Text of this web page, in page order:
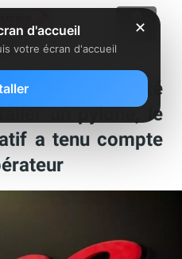
un arrêté
un pylône, le
a tenu compte
✕
d'accueil
votre écran d'accueil